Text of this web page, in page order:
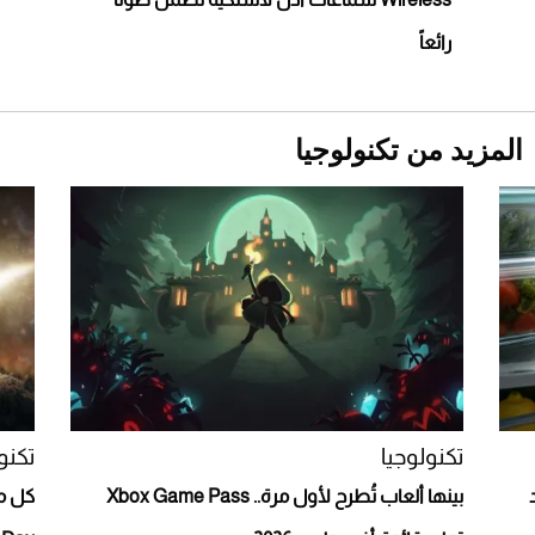
Aston Martin Valiant: على هوى الأبطال
رائعاً
المزيد من تكنولوجيا
تكنولوجيا
بينها ألعاب تُطرح لأول مرة.. Xbox Game Pass